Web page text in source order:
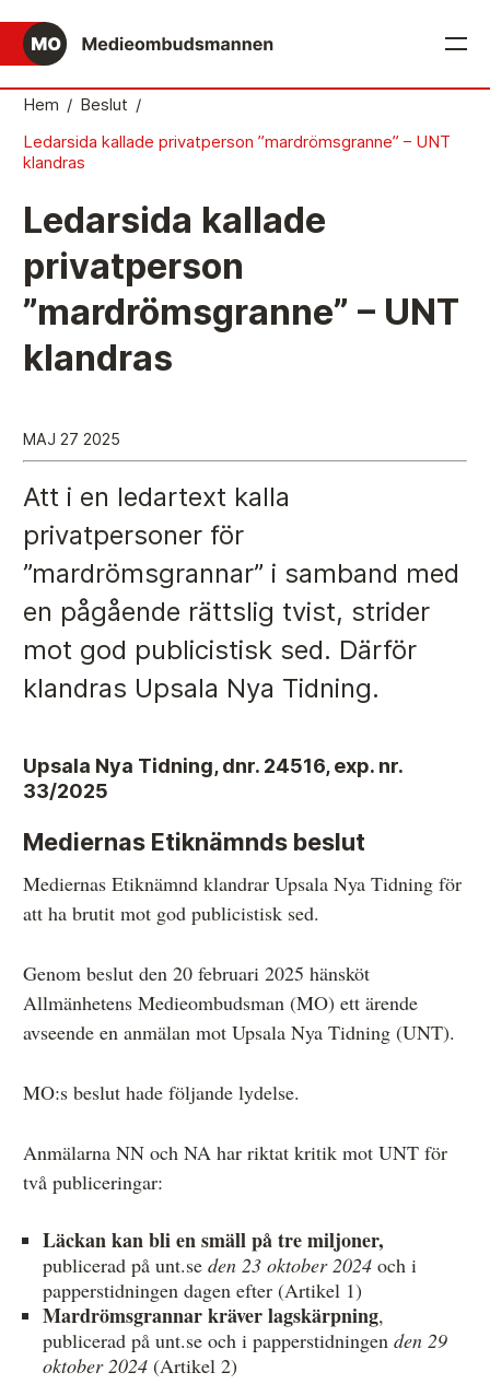
Det medieetiska systemet
Mediernas Etiknämnd fattar de avgörande besluten
Publicitetsreglerna – grunden i det medieetiska
systemet
Caspar Opitz är MO
Medieetikens historia
Anmälan och beslut
De senaste besluten
Från anmälan till beslut – så går det till
Så här gör du en anmälan
Regler för medier i processen hos MO
Här är medierna som MO kan pröva
Hela listan över frivilligt anslutna medier
Skillnaden mellan Granskningsnämnden och MO
Övrigt
Våra huvudmän
Stadgar för Mediernas Etiknämnd
Jobba hos oss!
Pressbilder
Så behandlar vi dina personuppgifter
Hem / Beslut /
Ledarsida kallade privatperson ”mardrömsgranne” – UNT
klandras
Ledarsida kallade
privatperson
”mardrömsgranne” – UNT
klandras
MAJ 27 2025
Att i en ledartext kalla
privatpersoner för
”mardrömsgrannar” i samband med
en pågående rättslig tvist, strider
mot god publicistisk sed. Därför
klandras Upsala Nya Tidning.
Upsala Nya Tidning, dnr. 24516, exp. nr.
33/2025
Mediernas Etiknämnds beslut
Mediernas Etiknämnd klandrar Upsala Nya Tidning för
att ha brutit mot god publi­cistisk sed.
Genom beslut den 20 februari 2025 hänsköt
Allmänhetens Medieombudsman (MO) ett ärende
avseende en anmälan mot Upsala Nya Tidning (UNT).
MO:s beslut hade följande lydelse.
Anmälarna NN och NA har riktat kritik mot UNT för
två publiceringar:
Läckan kan bli en smäll på tre miljoner,
publicerad på unt.se den 23 oktober 2024 och i
papperstidningen dagen efter (Artikel 1)
Mardrömsgrannar kräver lagskärpning,
publicerad på unt.se och i papperstidningen den 29
oktober 2024 (Artikel 2)